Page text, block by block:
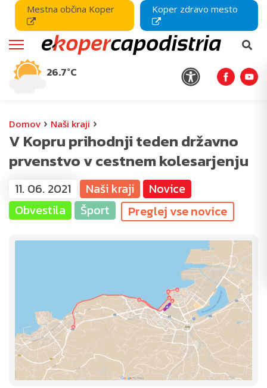
Mestna občina Koper Koper zdravo mesto
26.7°C
Domov › Naši kraji ›
V Kopru prihodnji teden državno
prvenstvo v cestnem kolesarjenju
11. 06. 2021 Naši kraji
Novice
Obvestila
Šport Preglej vse novice